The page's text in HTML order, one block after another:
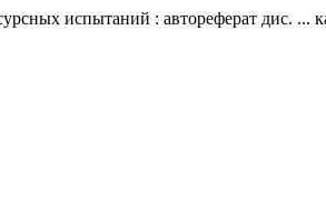
испытаний : автореферат дис. ...